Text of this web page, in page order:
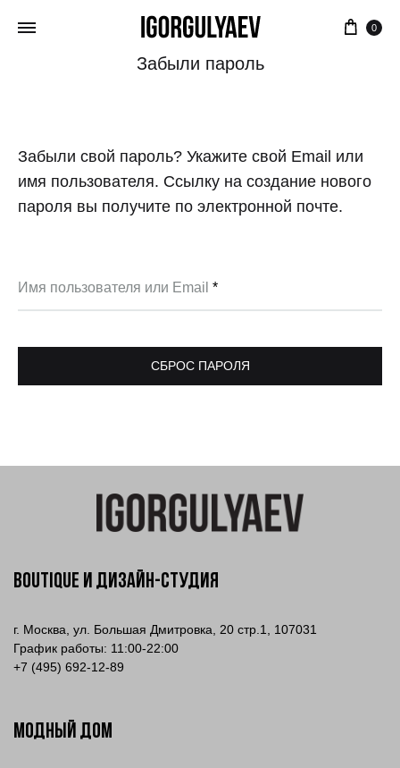
0
Забыли пароль
Забыли свой пароль? Укажите свой Email или
имя пользователя. Ссылку на создание нового
пароля вы получите по электронной почте.
Имя пользователя или Email *Обязательно
СБРОС ПАРОЛЯ
Boutique и Дизайн-Студия
г. Москва, ул. Большая Дмитровка, 20 стр.1, 107031
График работы: 11:00-22:00
+7 (495) 692-12-89
МОДНЫЙ ДОМ